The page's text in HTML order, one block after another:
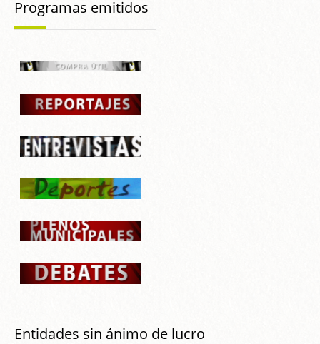
Programas emitidos
Entidades sin ánimo de lucro